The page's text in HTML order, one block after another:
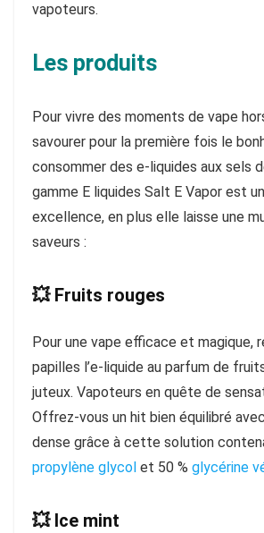
vapoteurs.
Les produits
Pour vivre des moments de vape
savourer pour la première fois le
consommer des e-liquides aux sels
gamme E liquides Salt E Vapor est
excellence, en plus elle laisse une
saveurs :
💥 Fruits rouges
Pour une vape efficace et magique,
papilles l’e-liquide au parfum de
juteux. Vapoteurs en quête de
Offrez-vous un hit bien équilibré
dense grâce à cette solution
propylène glycol et 50 % glycérine
💥 Ice mint